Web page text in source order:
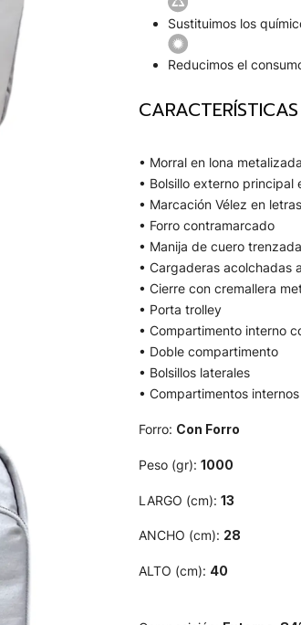
Sustituimos los
Reducimos el
CARACTERÍSTICAS
• Morral en lona metalizada
• Bolsillo externo principal
• Marcación Vélez en
• Forro contramarcado
• Manija de cuero trenzada
• Cargaderas acolchadas
• Cierre con cremallera
• Porta trolley
• Compartimento interno
• Doble compartimento
• Bolsillos laterales
• Compartimentos
Forro: Con Forro
Peso (gr): 1000
LARGO (cm): 13
ANCHO (cm): 28
ALTO (cm): 40